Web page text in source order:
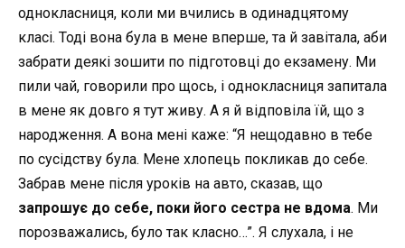
однокласниця, коли ми вчились в одинадцятому
класі. Тоді вона була в мене вперше, та й завітала, аби
забрати деякі зошити по підготовці до екзамену. Ми
пили чай, говорили про щось, і однокласниця запитала
в мене як довго я тут живу. А я й відповіла їй, що з
народження. А вона мені каже: “Я нещодавно в тебе
по сусідству була. Мене хлопець покликав до себе.
Забрав мене після уроків на авто, сказав, що
запрошує до себе, поки його сестра не вдома. Ми
порозважались, було так класно…”. Я слухала, і не